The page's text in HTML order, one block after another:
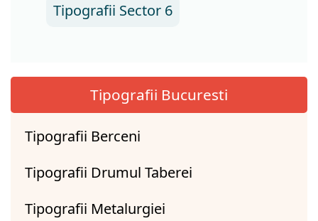
Tipografii Sector 6
Tipografii Bucuresti
Tipografii Berceni
Tipografii Drumul Taberei
Tipografii Metalurgiei